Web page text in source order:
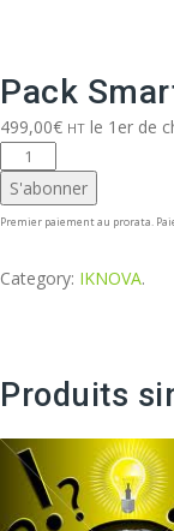
Pack
499,00€ HT le 1er de
quantité
de
Pack
Data
S'abonner
Premier paiement au prorata.
Category: IKNOVA.
Produits